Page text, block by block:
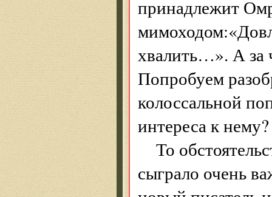
принадлежит
хвалить…». А за
Попробуем
колоссальной
интереса к нему?
То
сыграло очень